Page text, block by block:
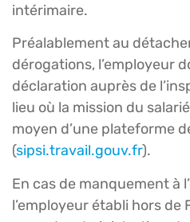
intérimaire.
Préalablement au
dérogations, l’employeur
déclaration auprès de
lieu où la mission du
moyen d’une plateforme
(sipsi.travail.gouv.fr).
En cas de manquement à
l’employeur établi hors de